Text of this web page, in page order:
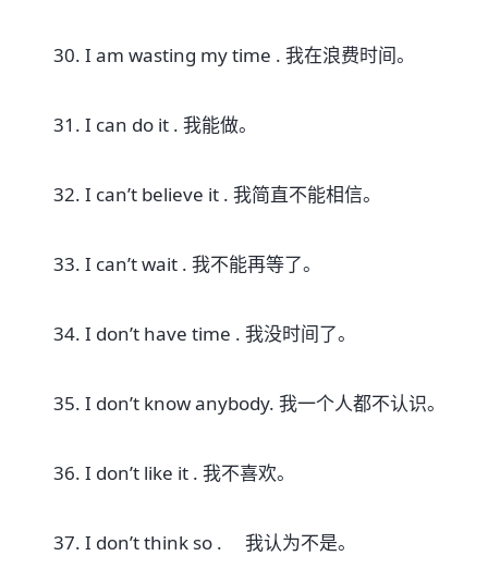
30. I am wasting my time . 我在浪费时间。
31. I can do it . 我能做。
32. I can’t believe it . 我简直不能相信。
33. I can’t wait . 我不能再等了。
34. I don’t have time . 我没时间了。
35. I don’t know anybody. 我一个人都不认识。
36. I don’t like it . 我不喜欢。
37. I don’t think so . 我认为不是。